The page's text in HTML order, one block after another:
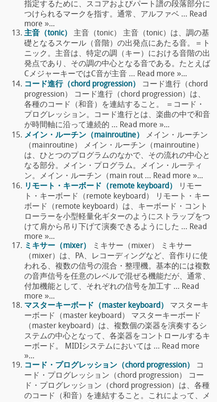
指定するために、スコアおよびパート譜の段落部分に
つけられるマークを指す。通常、アルファベ … Read
more »...
主音（tonic）
主音（tonic） 主音（tonic）は、調の基
礎となるスケール（音階）の出発点にあたる音。＝ト
ニック。主音は、特定の調（キー）における音階の出
発点であり、その調の中心となる音である。たとえば
CメジャーキーではC音が主音 … Read more »...
コード進行（chord progression）
コード進行（chord
progression） コード進行（chord progression）は、
各種のコード（和音）を連結すること。 ＝コード・
プログレッション。コード進行とは、楽曲の中で和音
が時間軸に沿って連続的 … Read more »...
メイン・ルーチン（mainroutine）
メイン・ルーチン
（mainroutine） メイン・ルーチン（mainroutine）
は、ひとつのプログラムのなかで、その流れの中心と
なる部分。メイン・プログラム。メイン・ルーティ
ン。メイン・ルーチン（main rout … Read more »...
リモート・キーボード（remote keyboard）
リモー
ト・キーボード（remote keyboard） リモート・キー
ボード（remote keyboard）は、キーボード・コント
ローラーを小型軽量化ギターのようにストラップをつ
けて肩から吊り下げて演奏できるようにした … Read
more »...
ミキサー（mixer）
ミキサー（mixer） ミキサー
（mixer）は、PA、レコーディングなど、音作りに使
われる、複数の信号の混合・整理機。基本的には複数
の音声信号を任意のレベルで混ぜる機能だが、通常、
付加機能として、それぞれの信号を加工す … Read
more »...
マスターキーボード（master keyboard）
マスターキ
ーボード（master keyboard） マスターキーボード
（master keyboard）は、複数個の楽器を演奏するシ
ステムの中心となって、各楽器をコントロールするキ
ーボード。 MIDIシステムにおいては … Read more
»...
コード・プログレッション（chord progression）
コ
ード・プログレッション（chord progression） コー
ド・プログレッション（chord progression）は、各種
のコード（和音）を連結すること。これによって、メ